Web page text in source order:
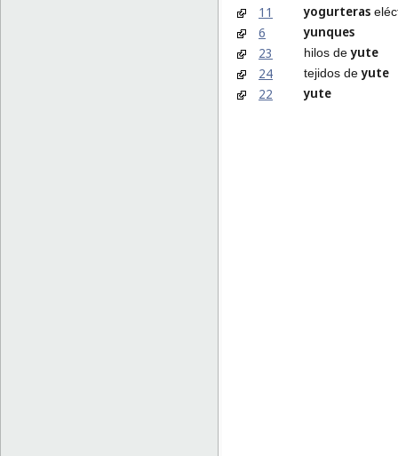
11 yogurteras
6
yunques
23
hilos deyute
24
tejidos deyute
22
yute